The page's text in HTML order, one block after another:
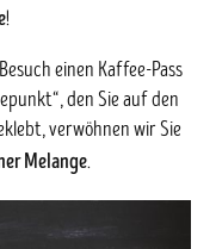
!
einen Kaffee-Pass
den Sie auf den
verwöhnen wir Sie
Melange.